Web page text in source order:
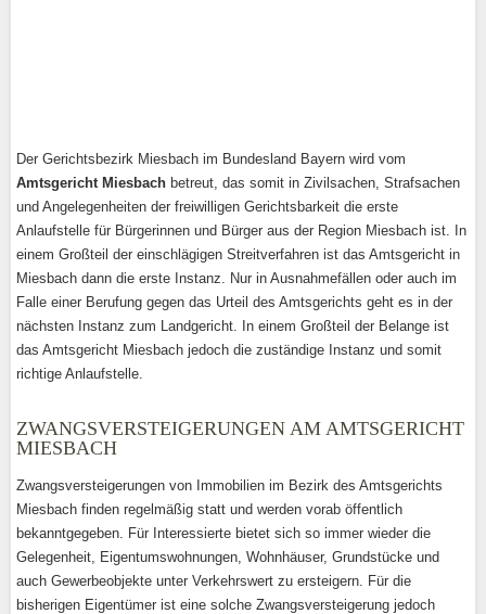
Der Gerichtsbezirk Miesbach im Bundesland Bayern wird vom
Amtsgericht Miesbach betreut, das somit in Zivilsachen, Strafsachen
und Angelegenheiten der freiwilligen Gerichtsbarkeit die erste
Anlaufstelle für Bürgerinnen und Bürger aus der Region Miesbach ist. In
einem Großteil der einschlägigen Streitverfahren ist das Amtsgericht in
Miesbach dann die erste Instanz. Nur in Ausnahmefällen oder auch im
Falle einer Berufung gegen das Urteil des Amtsgerichts geht es in der
nächsten Instanz zum Landgericht. In einem Großteil der Belange ist
das Amtsgericht Miesbach jedoch die zuständige Instanz und somit
richtige Anlaufstelle.
ZWANGSVERSTEIGERUNGEN AM AMTSGERICHT
MIESBACH
Zwangsversteigerungen von Immobilien im Bezirk des Amtsgerichts
Miesbach finden regelmäßig statt und werden vorab öffentlich
bekanntgegeben. Für Interessierte bietet sich so immer wieder die
Gelegenheit, Eigentumswohnungen, Wohnhäuser, Grundstücke und
auch Gewerbeobjekte unter Verkehrswert zu ersteigern. Für die
bisherigen Eigentümer ist eine solche Zwangsversteigerung jedoch